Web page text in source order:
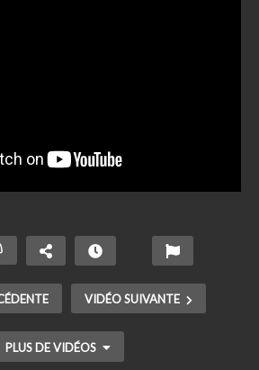
VIDÉO SUIVANTE
PLUS DE VIDÉOS